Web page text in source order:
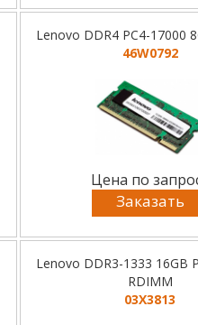
Lenovo DDR4 PC4-17000
46W0792
Цена по
Заказать
Lenovo DDR3-1333 16GB
RDIMM
03X3813